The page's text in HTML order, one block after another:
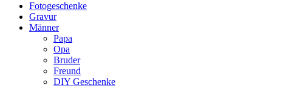
Fotogeschenke
Gravur
Männer
Papa
Opa
Bruder
Freund
DIY Geschenke